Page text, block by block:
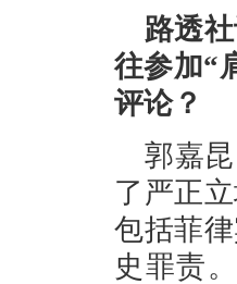
路透
往参加“
评论？
郭嘉
了严正
包括菲
史罪责